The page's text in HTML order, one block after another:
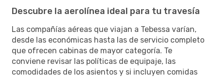
Descubre la aerolínea ideal para tu travesía
Las compañías aéreas que viajan a Tebessa varían,
desde las económicas hasta las de servicio completo
que ofrecen cabinas de mayor categoría. Te
conviene revisar las políticas de equipaje, las
comodidades de los asientos y si incluyen comidas